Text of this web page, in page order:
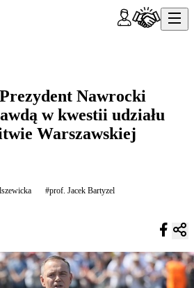
Nawrocki
w kwestii udziału
Warszawskiej
#prof. Jacek Bartyzel